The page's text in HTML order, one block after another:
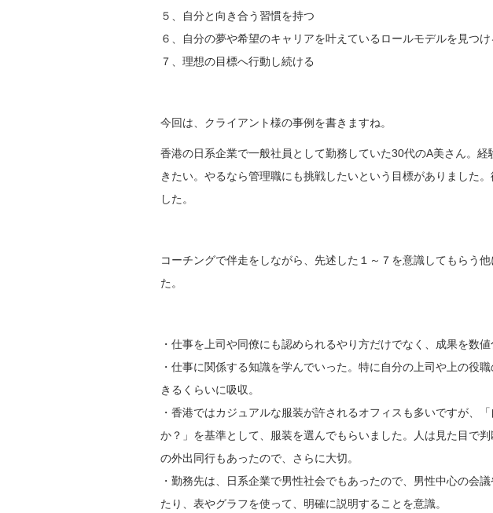
５、自分と向き合う習慣を持つ
６、自分の夢や希望のキャリアを叶えているロールモデルを見つけ
７、理想の目標へ行動し続ける
今回は、クライアント様の事例を書きますね。
香港の日系企業で一般社員として勤務していた30代のA美さん。
きたい。やるなら管理職にも挑戦したいという目標がありました
した。
コーチングで伴走をしながら、先述した１～７を意識してもらう
た。
・仕事を上司や同僚にも認められるやり方だけでなく、成果を数値
・仕事に関係する知識を学んでいった。特に自分の上司や上の役
きるくらいに吸収。
・香港ではカジュアルな服装が許されるオフィスも多いですが、
か？」を基準として、服装を選んでもらいました。人は見た目で
の外出同行もあったので、さらに大切。
・勤務先は、日系企業で男性社会でもあったので、男性中心の会
たり、表やグラフを使って、明確に説明することを意識。